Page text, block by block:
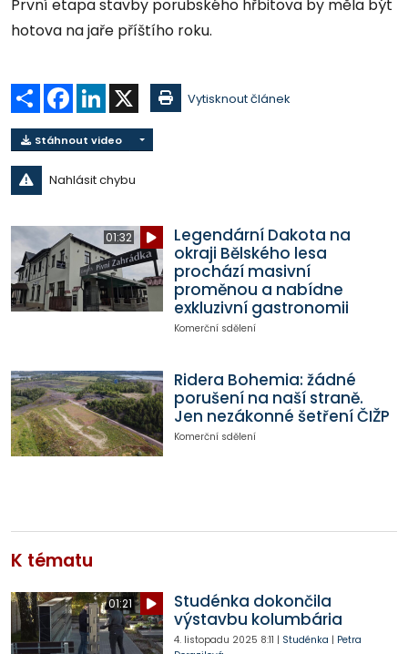
První etapa stavby porubského hřbitova by měla být
hotova na jaře příštího roku.
Sdílet Facebook
LinkedIn Vytisknout článek
Stáhnout video
Nahlásit chybu
01:32
Legendární Dakota na
okraji Bělského lesa
prochází masivní
proměnou a nabídne
exkluzivní gastronomii
Komerční sdělení
Ridera Bohemia: žádné
porušení na naší straně.
Jen nezákonné šetření ČIŽP
Komerční sdělení
K tématu
01:21
Studénka dokončila
výstavbu kolumbária
4. listopadu 2025 8:11 | Studénka | Petra